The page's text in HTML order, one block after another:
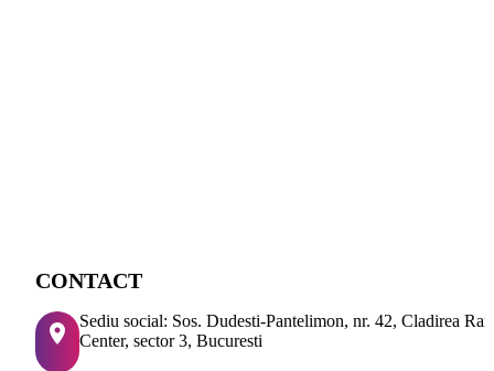
CONTACT
Sediu social: Sos. Dudesti-Pantelimon, nr. 42, Cladirea
Center, sector 3, Bucuresti